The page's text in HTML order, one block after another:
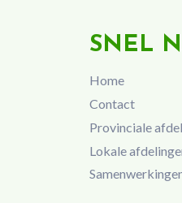
SNEL
Home
Contact
Provinciale
Lokale